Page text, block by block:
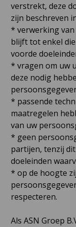
verstrekt, deze
zijn beschreven
* verwerking
blijft tot enkel
voorde
* vragen om uw
deze nodig
* passende
maatregelen
van uw
* geen
partijen, tenzij
doeleinden
* op de hoogte
respecteren.
Als ASN Groep